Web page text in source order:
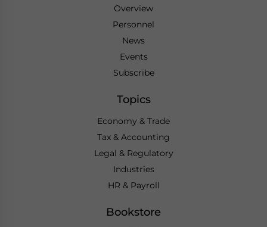
Overview
Personnel
News
Events
Subscribe
Topics
Economy & Trade
Tax & Accounting
Legal & Regulatory
Industries
HR & Payroll
Bookstore